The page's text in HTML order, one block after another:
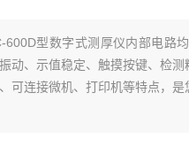
600D型数字式测厚仪内部电路
动、示值稳定、触摸按键、检
可连接微机、打印机等特点，是